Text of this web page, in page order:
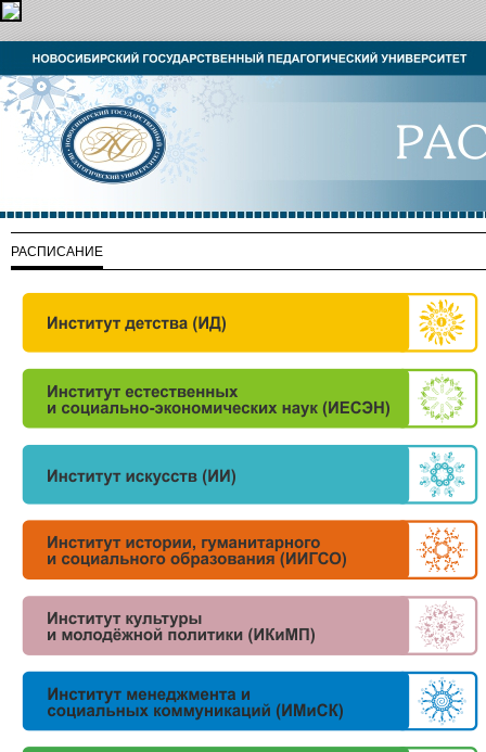
РАСПИСАНИЕ